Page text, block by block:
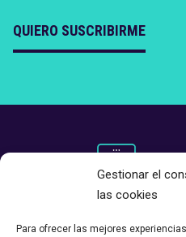
Gestionar el
las cookies
Para ofrecer las mejores
QUIERO SUSCRIBIRME